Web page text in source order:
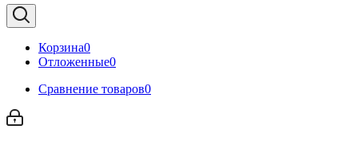
Корзина0
Отложенные0
Сравнение товаров0